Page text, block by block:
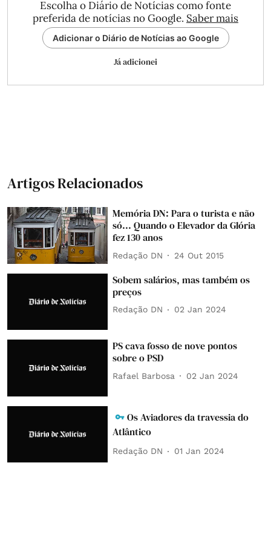
Escolha o Diário de Notícias como fonte
preferida de notícias no Google. Saber mais
Adicionar o Diário de Notícias ao Google
Já adicionei
Artigos Relacionados
Memória DN: Para o turista e não
só... Quando o Elevador da Glória
fez 130 anos
Redação DN 24 Out 2015
Sobem salários, mas também os
preços
Redação DN 02 Jan 2024
PS cava fosso de nove pontos
sobre o PSD
Rafael Barbosa 02 Jan 2024
Os Aviadores da travessia do
Atlântico
Redação DN 01 Jan 2024